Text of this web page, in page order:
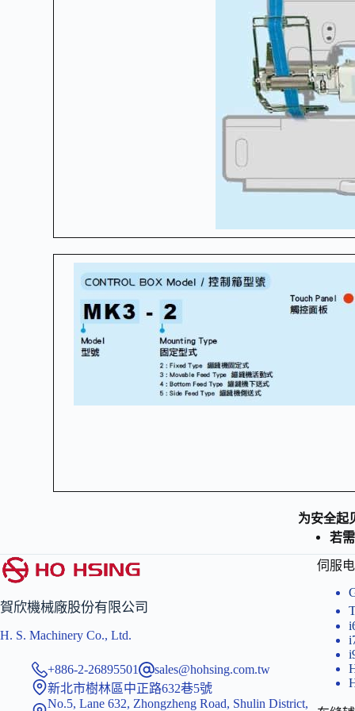
为安全起
若
賀欣機械廠股份有限公司
H. S. Machinery Co., Ltd.
+886-2-26895501
sales@hohsing.com.tw
新北市樹林區中正路632巷5號
No.5, Lane 632, Zhongzheng Road, Shulin District,
伺服